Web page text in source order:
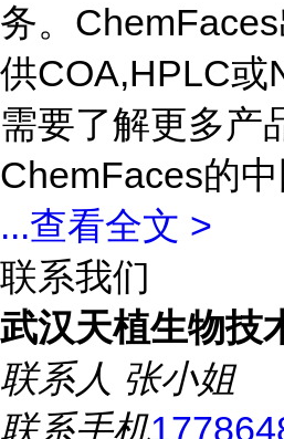
务。
供COA,HPLC或
需要了解更多产
ChemFaces的
...查看全文 >
联系我们
武汉天植生物技
联系人 张小姐
联系手机